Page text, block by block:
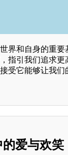
界和自身的重
指引我们追求
受它能够让我们
爱与欢笑